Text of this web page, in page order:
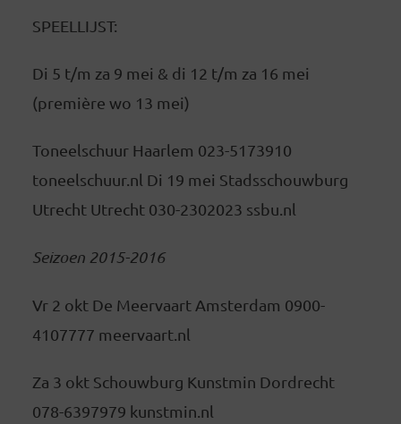
SPEELLIJST:
Di 5 t/m za 9 mei & di 12 t/m za 16 mei
(première wo 13 mei)
Toneelschuur Haarlem 023-5173910
toneelschuur.nl Di 19 mei Stadsschouwburg
Utrecht Utrecht 030-2302023 ssbu.nl
Seizoen 2015-2016
Vr 2 okt De Meervaart Amsterdam 0900-
4107777 meervaart.nl
Za 3 okt Schouwburg Kunstmin Dordrecht
078-6397979 kunstmin.nl